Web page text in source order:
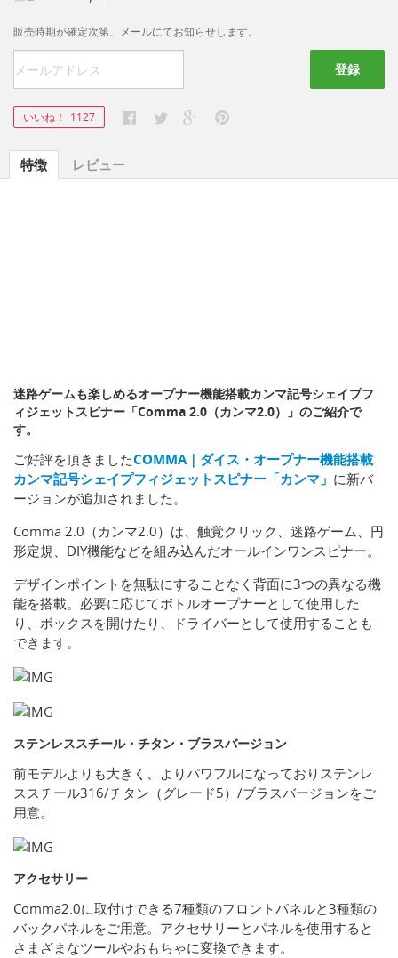
販売時期が確定次第、メールにてお知らせします。
登録
いいね！ 1127
特徴 レビュー
迷路ゲームも楽しめるオープナー機能搭載カンマ記号シェイプフ
ィジェットスピナー「Comma 2.0（カンマ2.0）」のご紹介で
す。
ご好評を頂きましたCOMMA｜ダイス・オープナー機能搭載
カンマ記号シェイプフィジェットスピナー「カンマ」 に新バ
ージョンが追加されました。
Comma 2.0（カンマ2.0）は、触覚クリック、迷路ゲーム、円
形定規、DIY機能などを組み込んだオールインワンスピナー。
デザインポイントを無駄にすることなく背面に3つの異なる機
能を搭載。必要に応じてボトルオープナーとして使用した
り、ボックスを開けたり、ドライバーとして使用することも
できます。
ステンレススチール・チタン・ブラスバージョン
前モデルよりも大きく、よりパワフルになっておりステンレ
ススチール316/チタン（グレード5）/ブラスバージョンをご
用意。
アクセサリー
Comma2.0に取付けできる7種類のフロントパネルと3種類の
バックパネルをご用意。アクセサリーとパネルを使用すると
さまざまなツールやおもちゃに変換できます。